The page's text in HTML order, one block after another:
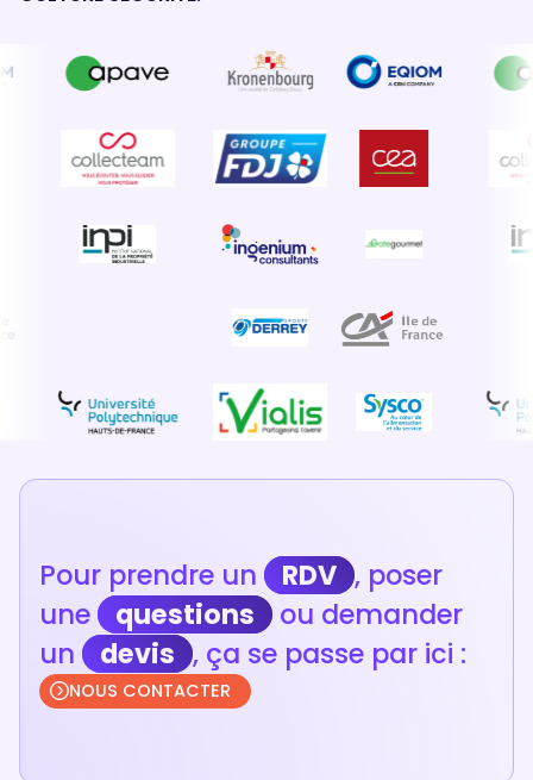
Pour prendre un RDV , poser
une
questions
ou demander
un
devis , ça se passe par ici :
NOUS CONTACTER